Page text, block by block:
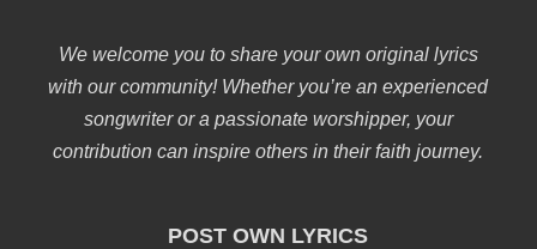
We welcome you to share your own original lyrics
with our community! Whether you’re an experienced
songwriter or a passionate worshipper, your
contribution can inspire others in their faith journey.
POST OWN LYRICS